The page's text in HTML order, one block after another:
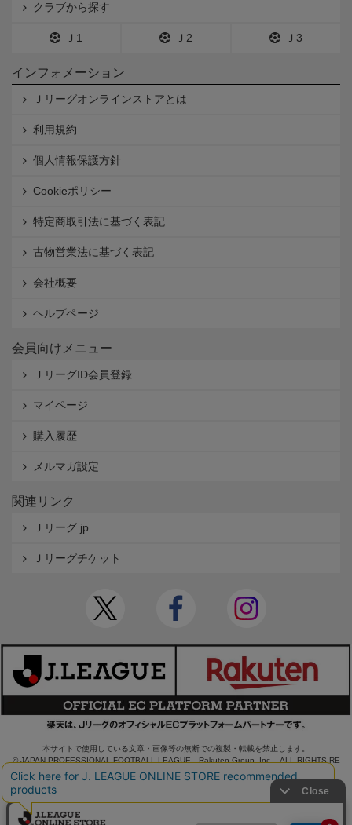
クラブから探す
Ｊ1 Ｊ2 Ｊ3
インフォメーション
Ｊリーグオンラインストアとは
利用規約
個人情報保護方針
Cookieポリシー
特定商取引法に基づく表記
古物営業法に基づく表記
会社概要
ヘルプページ
会員向けメニュー
ＪリーグID会員登録
マイページ
購入履歴
メルマガ設定
関連リンク
Ｊリーグ.jp
Ｊリーグチケット
本サイトで使用している文章・画像等の無断での複製・転載を禁止します。
© JAPAN PROFESSIONAL FOOTBALL LEAGUE Rakuten Group, Inc. ALL RIGHTS RE
SERVED.